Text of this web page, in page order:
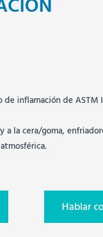
inflamación de ASTM
la cera/goma,
Hablar